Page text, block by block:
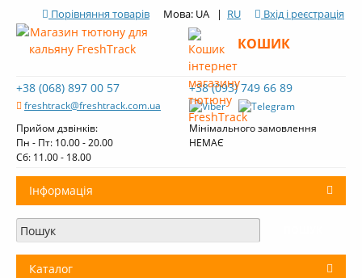
Порівняння товарів Мова: UA | RU Вхід і реєстрація
+38 (068) 897 00 57
freshtrack@freshtrack.com.ua
+38 (093) 749 66 89
Прийом дзвінків:
Пн - Пт: 10.00 - 20.00
Cб: 11.00 - 18.00
Мінімального замовлення
НЕМАЄ
КОШИК
Інформація
Про нас
Доставка і оплата
Каталог